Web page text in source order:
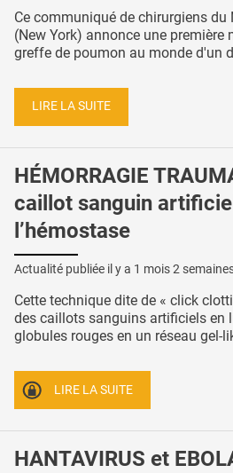
Ce communiqué de chirurgiens du
(New York) annonce une première
greffe de poumon au monde d'un
LIRE LA SUITE
HÉMORRAGIE
caillot sanguin
l’hémostase
Actualité publiée il y a 1 mois 2
Cette technique dite de « click
des caillots sanguins artificiels en
globules rouges en un réseau gel-
LIRE LA SUITE
HANTAVIRUS et